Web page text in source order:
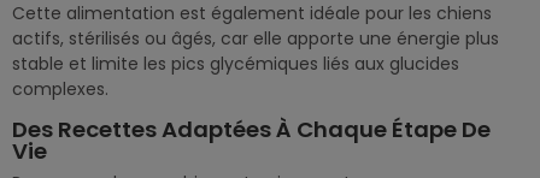
Cette alimentation est également idéale pour les chiens
actifs, stérilisés ou âgés, car elle apporte une énergie plus
stable et limite les pics glycémiques liés aux glucides
complexes.
Des Recettes Adaptées À Chaque Étape De
Vie